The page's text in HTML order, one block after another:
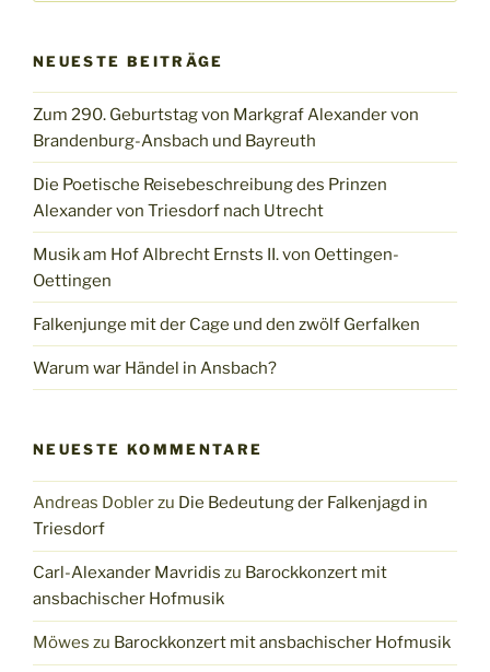
NEUESTE BEITRÄGE
Zum 290. Geburtstag von Markgraf Alexander von
Brandenburg-Ansbach und Bayreuth
Die Poetische Reisebeschreibung des Prinzen
Alexander von Triesdorf nach Utrecht
Musik am Hof Albrecht Ernsts II. von Oettingen-
Oettingen
Falkenjunge mit der Cage und den zwölf Gerfalken
Warum war Händel in Ansbach?
NEUESTE KOMMENTARE
Andreas Doblerzu Die Bedeutung der Falkenjagd in
Triesdorf
Carl-Alexander Mavridis zu Barockkonzert mit
ansbachischer Hofmusik
Möwes zu Barockkonzert mit ansbachischer Hofmusik